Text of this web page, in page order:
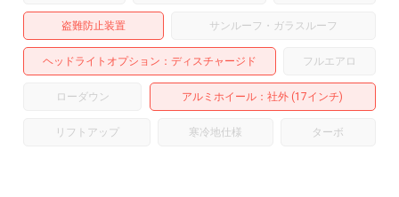
盗難防止装置 サンルーフ・ガラスルーフ
ヘッドライトオプション ディスチャージド フルエアロ
ローダウン アルミホイール ：社外 (17インチ)
リフトアップ 寒冷地仕様 ターボ